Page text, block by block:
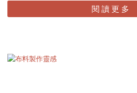
閱 讀 更 多